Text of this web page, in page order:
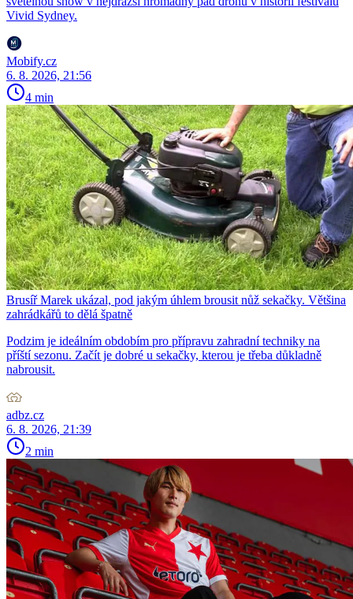
Vivid Sydney.
Mobify.cz
6. 8. 2026, 21:56
4 min
Brusíř Marek ukázal, pod jakým úhlem brousit nůž sekačky. Většina
zahrádkářů to dělá špatně
Podzim je ideálním obdobím pro přípravu zahradní techniky na
příští sezonu. Začít je dobré u sekačky, kterou je třeba důkladně
nabrousit.
adbz.cz
6. 8. 2026, 21:39
2 min